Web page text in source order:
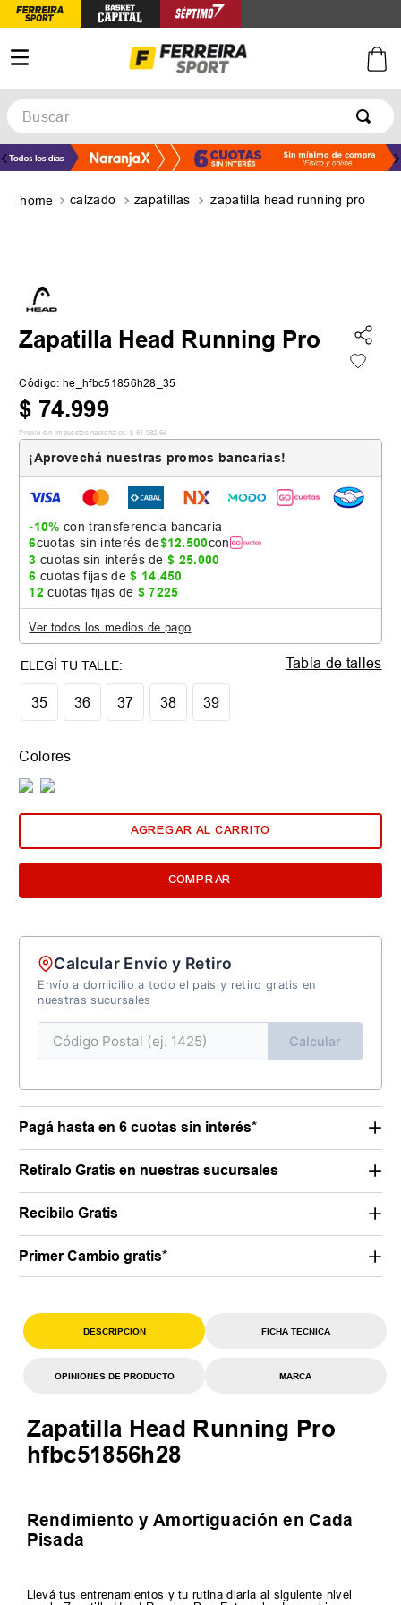
Buscar
calzado zapatillas zapatilla head running pro
Zapatilla Head Running Pro
Código: he_hfbc51856h28_35
$ 74.999
Precio sin impuestos nacionales: $ 61 982 64
¡Aprovechá nuestras promos bancarias!
-10% con transferencia bancaria
6cuotas sin interés de$12.500con
3 cuotas sin interés de$ 25.000
6 cuotas fijas de$ 14.450
12 cuotas fijas de $ 7225
Ver todos los medios de pago
35 36 37 38 39
Tabla de talles
Colores
AGREGAR AL CARRITO
COMPRAR
Calcular Envío y Retiro
Envío a domicilio a todo el país y retiro gratis en
nuestras sucursales
Calcular
Pagá hasta en 6 cuotas sin interés*
Retiralo Gratis en nuestras sucursales
Recibilo Gratis
Primer Cambio gratis*
DESCRIPCION FICHA TECNICA
OPINIONES DE PRODUCTO MARCA
Zapatilla Head Running Pro
hfbc51856h28
Rendimiento y Amortiguación en Cada
Pisada
Llevá tus entrenamientos y tu rutina diaria al siguiente nivel
TÉRMINOS MÁS BUSCADOS
5. medias